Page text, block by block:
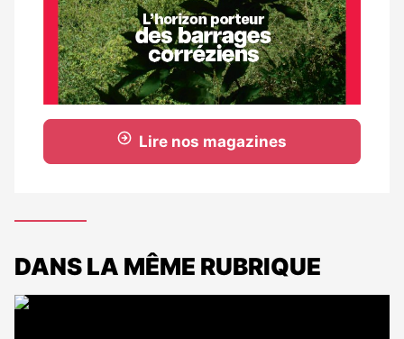
Lire nos magazines
DANS LA MÊME RUBRIQUE